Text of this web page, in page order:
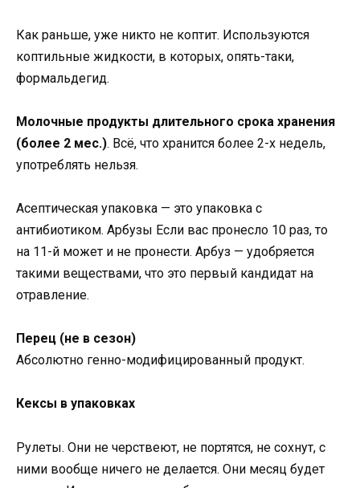
Как раньше, уже никто не коптит. Используются
коптильные жидкости, в которых, опять-таки,
формальдегид.
Молочные продукты длительного срока хранения
(более 2 мес.). Всё, что хранится более 2-х недель,
употреблять нельзя.
Асептическая упаковка — это упаковка с
антибиотиком. Арбузы Если вас пронесло 10 раз, то
на 11-й может и не пронести. Арбуз — удобряется
такими веществами, что это первый кандидат на
отравление.
Перец (не в сезон)
Абсолютно генно-модифицированный продукт.
Кексы в упаковках
Рулеты. Они не черствеют, не портятся, не сохнут, с
ними вообще ничего не делается. Они месяц будет